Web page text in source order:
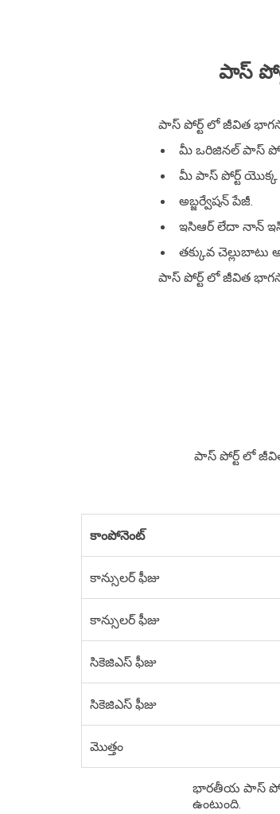
పాస్
పాస్ పోర్ట్ లో జీవిత
మీ ఒరిజినల్ పాస్
మీ పాస్ పోర్ట్ యొక్క
అబ్జర్వేషన్ పేజీ.
ఇసిఆర్ లేదా నాన్
తక్కువ
పాస్ పోర్ట్ లో జీవిత
పాస్ పోర్ట్ లో
కాంపోనెంట్
కాన్సులర్ ఫీజు
కాన్సులర్ ఫీజు
సికెజిఎస్ ఫీజు
సికెజిఎస్ ఫీజు
మొత్తం
భారతీయ పాస్
ఉంటుంది.